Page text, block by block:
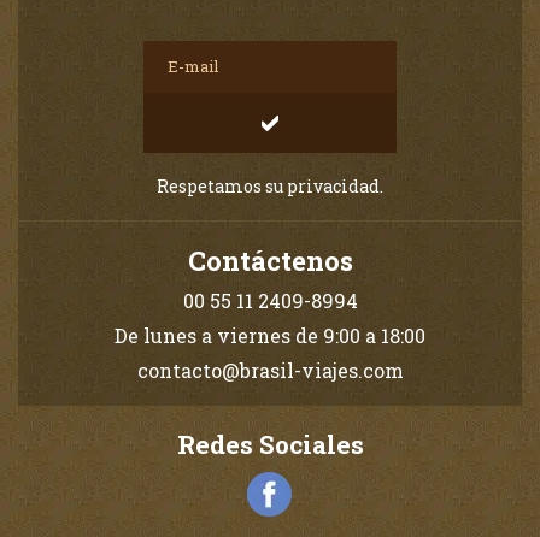
Respetamos su privacidad.
Contáctenos
00 55 11 2409-8994
De lunes a viernes de 9:00 a 18:00
contacto@brasil-viajes.com
Redes Sociales